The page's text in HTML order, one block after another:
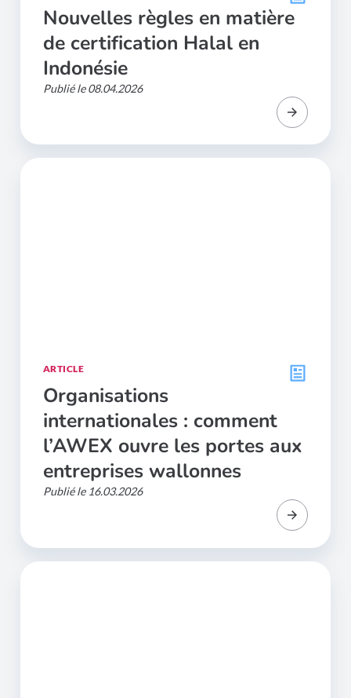
Nouvelles règles en matière
de certification Halal en
Indonésie
Publié le 08.04.2026
ARTICLE
Organisations
internationales : comment
l’AWEX ouvre les portes aux
entreprises wallonnes
Publié le 16.03.2026